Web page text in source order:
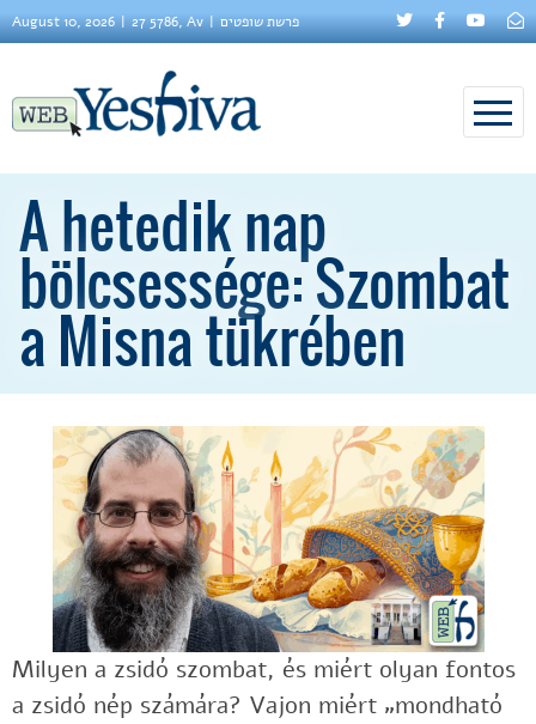
August 10, 2026 27 5786, Av פרשת שופטים
A hetedik nap
bölcsessége: Szombat
a Misna tükrében
Milyen a zsidó szombat, és miért olyan fontos
a zsidó nép számára? Vajon miért „mondható